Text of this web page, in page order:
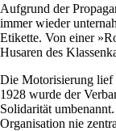
Aufgrund der
immer wieder
Etikette. Von einer
Husaren des
Die Motorisierung lief
1928 wurde der
Solidarität
Organisation nie